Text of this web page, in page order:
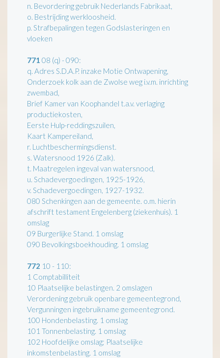
n. Bevordering gebruik Nederlands Fabrikaat,
o. Bestrijding werkloosheid.
p. Strafbepalingen tegen Godslasteringen en
vloeken
771 08 (q) - 090:
q. Adres S.D.A.P. inzake Motie Ontwapening,
Onderzoek kolk aan de Zwolse weg i.v.m. inrichting
zwembad,
Brief Kamer van Koophandel t.a.v. verlaging
productiekosten,
Eerste Hulp-reddingszuilen,
Kaart Kampereiland,
r. Luchtbeschermingsdienst.
s. Watersnood 1926 (Zalk).
t. Maatregelen ingeval van watersnood,
u. Schadevergoedingen, 1925-1926,
v. Schadevergoedingen, 1927-1932.
080 Schenkingen aan de gemeente. o.m. hierin
afschrift testament Engelenberg (ziekenhuis). 1
omslag
09 Burgerlijke Stand. 1 omslag
090 Bevolkingsboekhouding. 1 omslag
772 10 - 110:
1 Comptabilliteit
10 Plaatselijke belastingen. 2 omslagen
Verordening gebruik openbare gemeentegrond,
Vergunningen ingebruikname gemeentegrond.
100 Hondenbelasting. 1 omslag
101 Tonnenbelasting. 1 omslag
102 Hoofdelijke omslag; Plaatselijke
inkomstenbelasting. 1 omslag